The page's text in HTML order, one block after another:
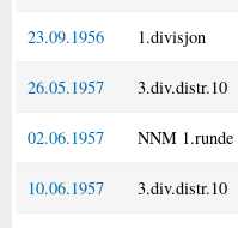
23.09.1956 1.divisjon
26.05.1957 3.div.distr.10
02.06.1957 NNM 1.runde
10.06.1957 3.div.distr.10